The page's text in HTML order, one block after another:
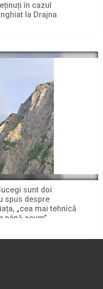
în cazul
la Drajna
sunt doi
spus despre
„cea mai tehnică
până acum”